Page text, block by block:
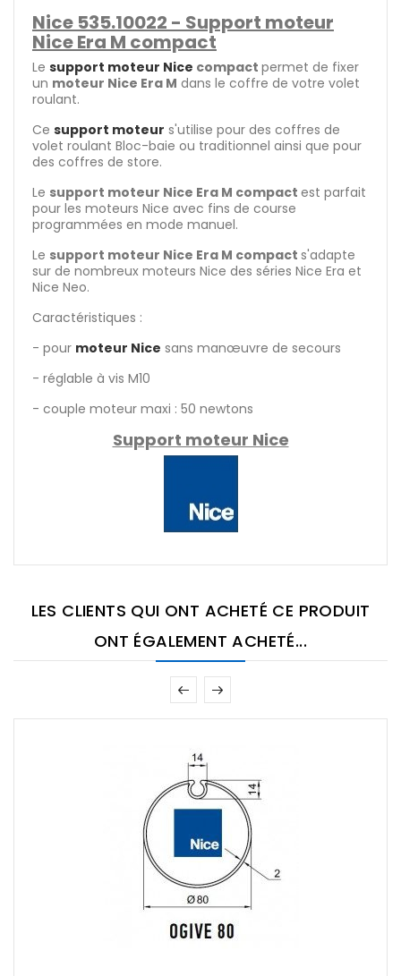
Nice 535.10022 - Support moteur
Nice Era M compact
Le support moteur Nice compact permet de fixer
un moteur Nice Era M dans le coffre de votre volet
roulant.
Ce support moteur s'utilise pour des coffres de
volet roulant Bloc-baie ou traditionnel ainsi que pour
des coffres de store.
Le support moteur Nice Era M compact est parfait
pour les moteurs Nice avec fins de course
programmées en mode manuel.
Le support moteur Nice Era M compact s'adapte
sur de nombreux moteurs Nice des séries Nice Era et
Nice Neo.
Caractéristiques :
- pour moteur Nice sans manœuvre de secours
- réglable à vis M10
- couple moteur maxi : 50 newtons
Support moteur Nice
LES CLIENTS QUI ONT ACHETÉ CE PRODUIT
ONT ÉGALEMENT ACHETÉ...